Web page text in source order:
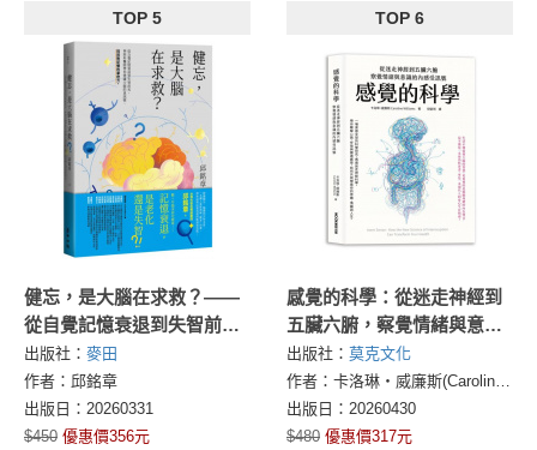
TOP 5
健忘，是大腦在求救？——
從自覺記憶衰退到失智前
兆，神經科醫師帶你辨識大
腦的真訊號，找回對記憶的
掌控力
出版社： 麥田
作者：邱銘章
出版日：20260331
$450 優惠價356元
TOP 6
感覺的科學：從迷走神經到
五臟六腑，察覺情緒與意識
的內感受訊號
出版社： 莫克文化
作者：卡洛琳・威廉斯(Caroline Williams)
出版日：20260430
$480 優惠價317元